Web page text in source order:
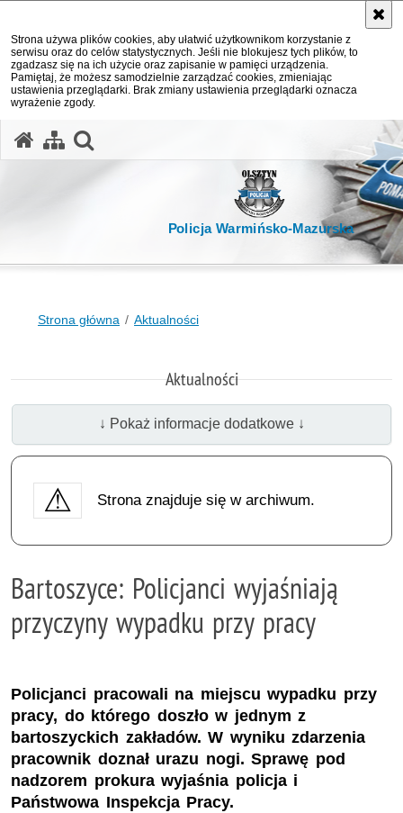
Strona używa plików cookies, aby ułatwić użytkownikom korzystanie z
serwisu oraz do celów statystycznych. Jeśli nie blokujesz tych plików, to
zgadzasz się na ich użycie oraz zapisanie w pamięci urządzenia.
Pamiętaj, że możesz samodzielnie zarządzać cookies, zmieniając
ustawienia przeglądarki. Brak zmiany ustawienia przeglądarki oznacza
wyrażenie zgody.
Policja Warmińsko-Mazurska
Strona główna Aktualności
Aktualności
↓ Pokaż informacje dodatkowe ↓
Strona znajduje się w archiwum.
Bartoszyce: Policjanci wyjaśniają
przyczyny wypadku przy pracy
Policjanci pracowali na miejscu wypadku przy
pracy, do którego doszło w jednym z
bartoszyckich zakładów. W wyniku zdarzenia
pracownik doznał urazu nogi. Sprawę pod
nadzorem prokura wyjaśnia policja i
Państwowa Inspekcja Pracy.